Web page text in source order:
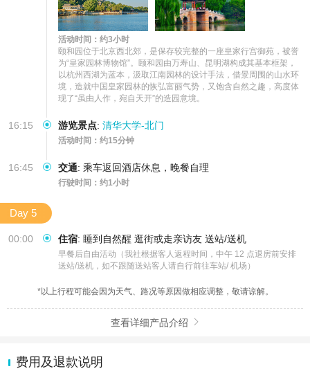
活动时间：约3小时
颐和园位于北京西北郊，是保存较完整的一座皇家行宫御苑，被誉
为“皇家园林博物馆”。颐和园由万寿山、昆明湖构成其基本框架，
以杭州西湖为蓝本，汲取江南园林的设计手法，借景周围的山水环
境，造就中国皇家园林的恢弘富丽气势，又饱含自然之趣，高度体
现了“虽由人作，宛自天开”的造园意境。
16:15 游览景点: 清华大学-北门
活动时间：约15分钟
16:45 交通: 乘车返回酒店休息，晚餐自理
行驶时间：约1小时
Day 5
00:00 住宿: 睡到自然醒 逛街或走亲访友 送站/送机
早餐后自由活动（我社根据客人返程时间，中午 12 点退房前安排
送站/送机，如不跟随送站客人请自行前往车站/ 机场）
*以上行程可能会因为天气、路况等原因做相应调整，敬请谅解。
查看详细产品介绍 
费用及退款说明